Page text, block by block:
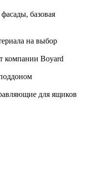
базовая
на выбор
компании Boyard
для ящиков